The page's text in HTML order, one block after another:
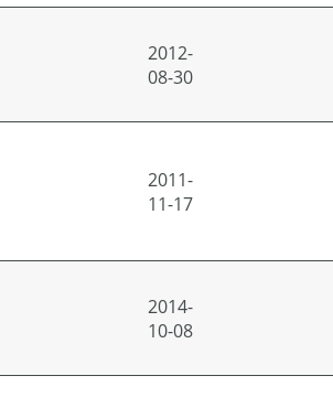
2012-
08-30
2011-
11-17
2014-
10-08